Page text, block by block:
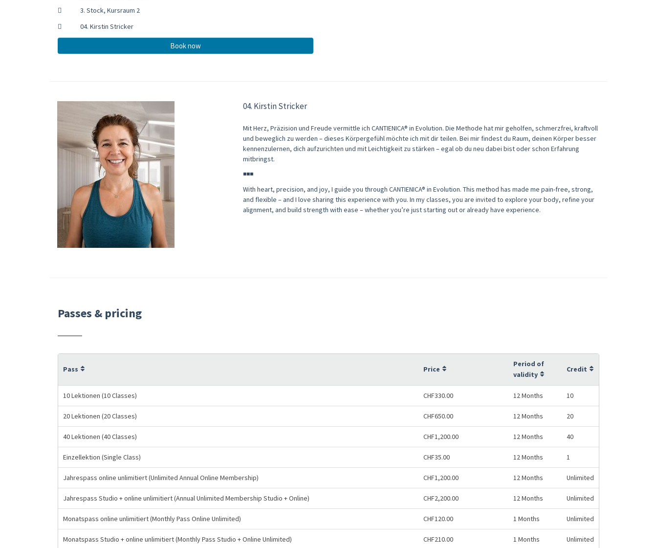
3. Stock, Kursraum 2
04. Kirstin Stricker
Book now
04. Kirstin Stricker
Mit Herz, Präzision und Freude vermittle ich CANTIENICA® in Evolution. Die Methode hat mir geholfen, schmerzfrei, kraftvoll
und beweglich zu werden – dieses Körpergefühl möchte ich mit dir teilen. Bei mir findest du Raum, deinen Körper besser
kennenzulernen, dich aufzurichten und mit Leichtigkeit zu stärken – egal ob du neu dabei bist oder schon Erfahrung
mitbringst.
◾◾◾
With heart, precision, and joy, I guide you through CANTIENICA® in Evolution. This method has made me pain-free, strong,
and flexible – and I love sharing this experience with you. In my classes, you are invited to explore your body, refine your
alignment, and build strength with ease – whether you’re just starting out or already have experience.
Passes & pricing
Pass Price
Period of
validity
Credit
10 Lektionen (10 Classes) CHF330.00 12 Months 10
20 Lektionen (20 Classes) CHF650.00 12 Months 20
40 Lektionen (40 Classes) CHF1,200.00 12 Months 40
Einzellektion (Single Class) CHF35.00 12 Months 1
Jahrespass online unlimitiert (Unlimited Annual Online Membership) CHF1,200.00 12 Months Unlimited
Jahrespass Studio + online unlimitiert (Annual Unlimited Membership Studio + Online) CHF2,200.00 12 Months Unlimited
Monatspass online unlimitiert (Monthly Pass Online Unlimited) CHF120.00 1 Months Unlimited
Monatspass Studio + online unlimitiert (Monthly Pass Studio + Online Unlimited) CHF210.00 1 Months Unlimited